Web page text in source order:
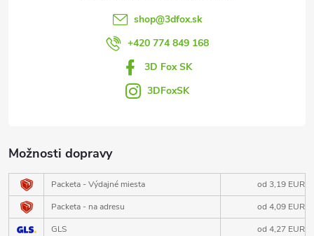
Možnosti dopravy
Packeta - Výdajné miesta
od 3,19 EUR
Packeta - na adresu
od 4,09 EUR
GLS
od 4,27 EUR
shop@3dfox.sk
+420 774 849 168
3D Fox SK
3DFoxSK